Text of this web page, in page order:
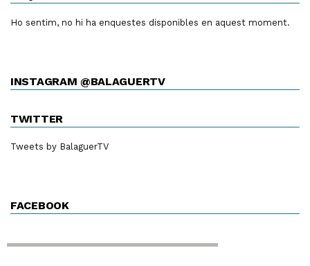
Ho sentim, no hi ha enquestes disponibles en aquest moment.
INSTAGRAM @BALAGUERTV
TWITTER
Tweets by BalaguerTV
FACEBOOK